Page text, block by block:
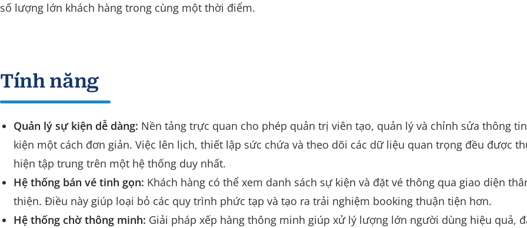
số lượng lớn khách hàng trong cùng một thời điểm.
Tính năng
Quản lý sự kiện dễ dàng: Nền tảng trực quan cho phép quản trị viên tạo, quản lý và chỉnh sửa thông
kiện một cách đơn giản. Việc lên lịch, thiết lập sức chứa và theo dõi các dữ liệu quan trọng đều được
hiện tập trung trên một hệ thống duy nhất.
Hệ thống bán vé tinh gọn: Khách hàng có thể xem danh sách sự kiện và đặt vé thông qua giao diện
thiện. Điều này giúp loại bỏ các quy trình phức tạp và tạo ra trải nghiệm booking thuận tiện hơn.
Hệ thống chờ thông minh: Giải pháp xếp hàng thông minh giúp xử lý lượng lớn người dùng hiệu quả,